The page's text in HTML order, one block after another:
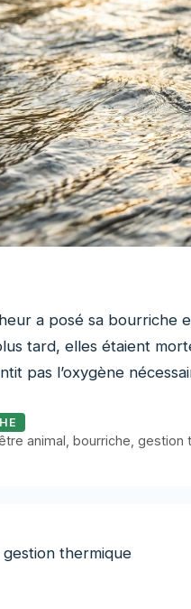
a posé sa bourriche
tard, elles étaient
pas l’oxygène
animal bourriche gestion
gestion thermique